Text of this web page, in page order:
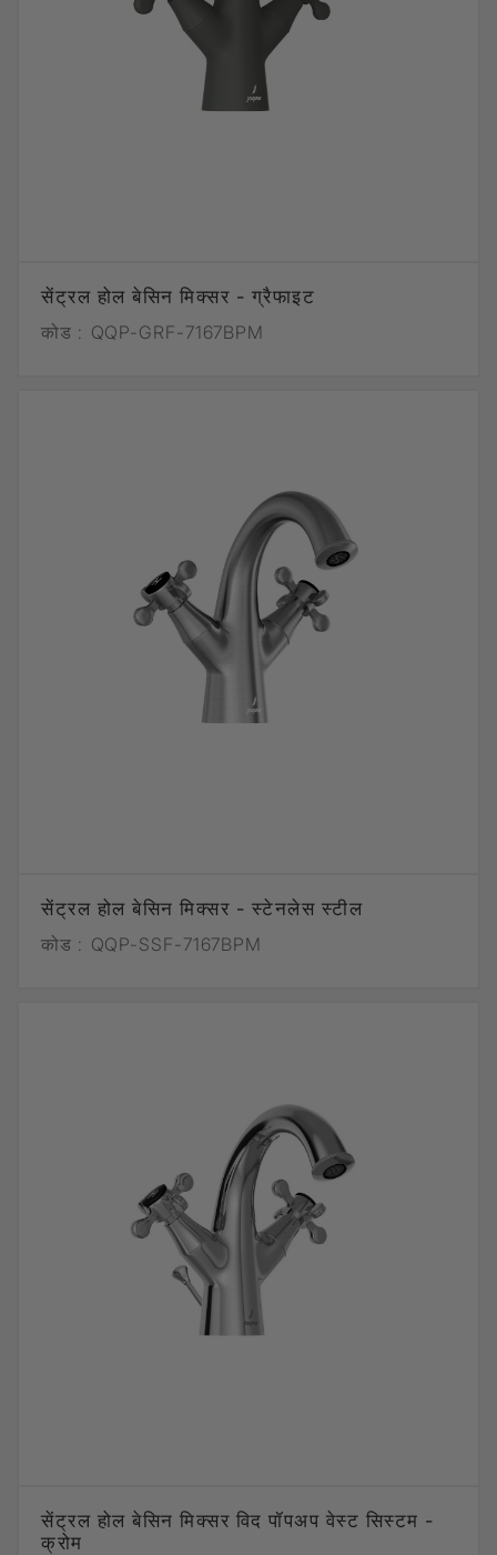
सेंट्रल होल बेसिन मिक्सर - ग्रैफाइट
कोड : QQP-GRF-7167BPM
सेंट्रल होल बेसिन मिक्सर - स्टेनलेस स्टील
कोड : QQP-SSF-7167BPM
सेंट्रल होल बेसिन मिक्सर विद पॉपअप वेस्ट सिस्टम -
क्रोम